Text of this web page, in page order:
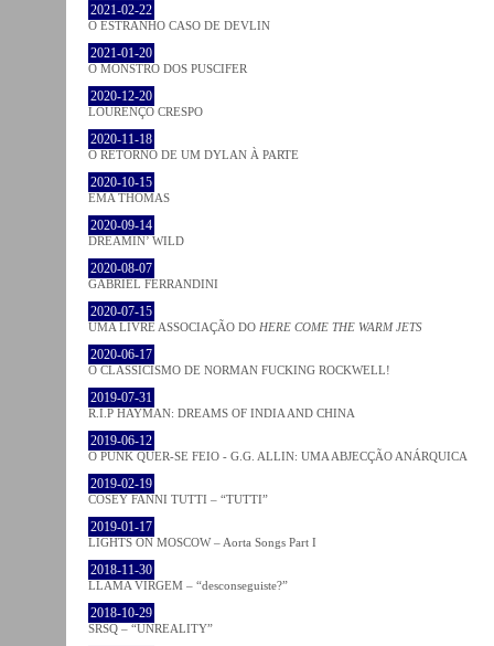
2021-02-22
O ESTRANHO CASO DE DEVLIN
2021-01-20
O MONSTRO DOS PUSCIFER
2020-12-20
LOURENÇO CRESPO
2020-11-18
O RETORNO DE UM DYLAN À PARTE
2020-10-15
EMA THOMAS
2020-09-14
DREAMIN’ WILD
2020-08-07
GABRIEL FERRANDINI
2020-07-15
UMA LIVRE ASSOCIAÇÃO DO HERE COME THE WARM JETS
2020-06-17
O CLASSICISMO DE NORMAN FUCKING ROCKWELL!
2019-07-31
R.I.P HAYMAN: DREAMS OF INDIA AND CHINA
2019-06-12
O PUNK QUER-SE FEIO - G.G. ALLIN: UMA ABJECÇÃO ANÁRQUICA
2019-02-19
COSEY FANNI TUTTI – “TUTTI”
2019-01-17
LIGHTS ON MOSCOW – Aorta Songs Part I
2018-11-30
LLAMA VIRGEM – “desconseguiste?”
2018-10-29
SRSQ – “UNREALITY”